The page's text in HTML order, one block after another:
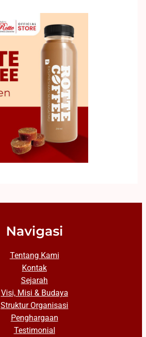
Navigasi
Tentang Kami
Kontak
Sejarah
Visi, Misi & Budaya
Struktur Organisasi
Penghargaan
Testimonial